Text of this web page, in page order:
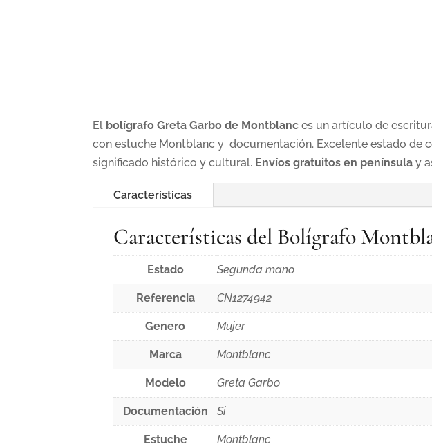
El bolígrafo Greta Garbo de Montblances un artículo de
con estuche Montblanc y documentación. Excelente estado de
significado histórico y cultural. Envíos gratuitos en penínsulay
Características
Características del Bolígrafo
Estado Segunda mano
Referencia CN1274942
Genero Mujer
Marca Montblanc
Modelo Greta Garbo
Documentación Si
Estuche Montblanc